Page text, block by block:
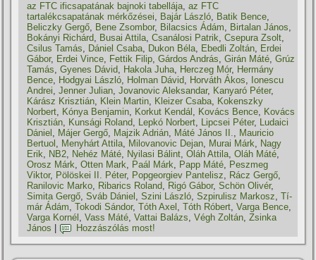
az FTC ificsapatának bajnoki tabellája,az FTC
tartalékcsapatának mérkőzései, Bajár László, Batik Bence,
Beliczky Gergő, Bene Zsombor, Bilacsics Ádám, Birtalan János,
Bokányi Richárd, Busai Attila,Csanálosi Patrik,Csepura Zsolt,
Csilus Tamás, Dániel Csaba, Dukon Béla, Ebedli Zoltán, Erdei
Gábor, Erdei Vince, Fettik Filip,Gárdos András,Girán Máté,Grúz
Tamás,Gyenes Dávid, Hakola Juha, Herczeg Mór, Hermány
Bence, Hodgyai László, Holman Dávid, Horváth Ákos, Ionescu
Andrei,Jenner Julian,Jovanovic Aleksandar, Kanyaró Péter,
Kárász Krisztián, Klein Martin, Kleizer Csaba, Kokenszky
Norbert, Kónya Benjamin, Korkut Kendál , Kovács Bence, Kovács
Krisztián, Kunsági Roland, Lepkó Norbert, Lipcsei Péter, Ludaici
Dániel , Májer Gergő, Majzik Adrián, Máté János II., Mauricio
Bertuol , Menyhárt Attila, Milovanovic Dejan, Murai Márk, Nagy
Erik, NB2, Nehéz Máté, Nyilasi Bálint,Oláh Attila,Oláh Máté,
Orosz Márk,Otten Mark, Paál Márk, Papp Máté, Peszmeg
Viktor, Pölöskei II. Péter, Popgeorgiev Pantelisz, Rácz Gergő,
Ranilovic Marko, Ribarics Roland, Rigó Gábor,Schön Olivér,
Simita Gergő,Sváb Dániel ,Szini László,Szpirulisz Markosz,Tí­
már Ádám,Tokodi Sándor,Tóth Axel ,Tóth Róbert,Varga Bence,
Varga Kornél ,Vass Máté,Vattai Balázs,Végh Zoltán,Zsinka
János
Hozzászólás most!